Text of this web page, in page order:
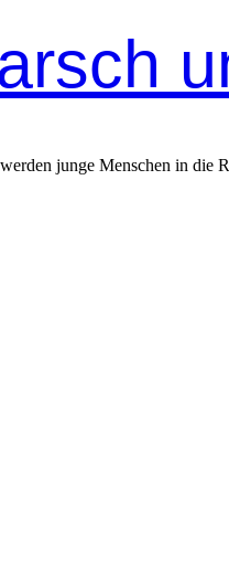
junge Menschen in die